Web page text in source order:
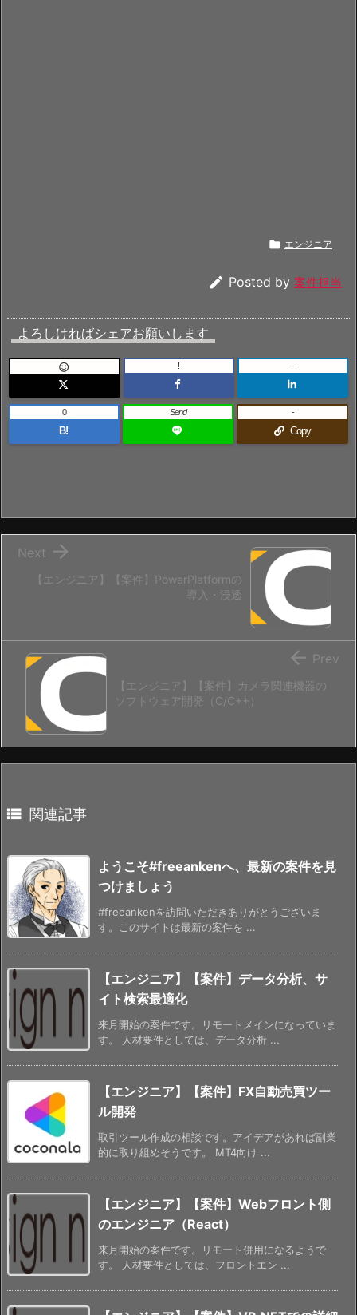
 エンジニア
 Posted by 案件担当
よろしければシェアお願いします
 ! -
B!
0 Send
Copy
-
【エンジニア】【案件】PowerPlatformの
導入・浸透

Next
【エンジニア】【案件】カメラ関連機器の
ソフトウェア開発（C/C++）
 Prev
 関連記事
ようこそ#freeankenへ、最新の案件を見
つけましょう
#freeankenを訪問いただきありがとうございま
す。このサイトは最新の案件を ...
【エンジニア】【案件】データ分析、サ
イト検索最適化
来月開始の案件です。リモートメインになっていま
す。 人材要件としては、データ分析 ...
【エンジニア】【案件】FX自動売買ツー
ル開発
取引ツール作成の相談です。アイデアがあれば副業
的に取り組めそうです。 MT4向け ...
【エンジニア】【案件】Webフロント側
のエンジニア（React）
来月開始の案件です。リモート併用になるようで
す。 人材要件としては、フロントエン ...